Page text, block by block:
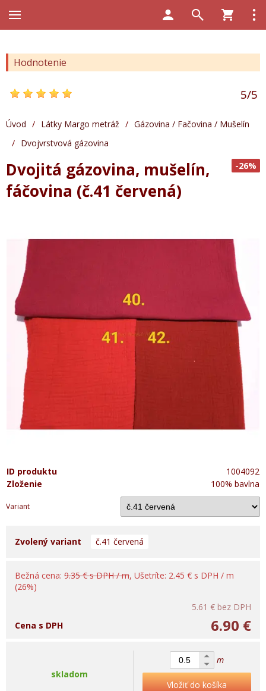
Hodnotenie
5/5
Úvod / Látky Margo metráž / Gázovina / Fačovina / Mušelín
/ Dvojvrstvová gázovina
-26%
Dvojitá gázovina, mušelín,
fáčovina (č.41 červená)
ID produktu
1004092
Zloženie
100% bavlna
Variant
Zvolený variant č.41 červená
Bežná cena: 9.35 € s DPH / m, Ušetríte: 2.45 € s DPH / m
(26%)
5.61 € bez DPH
6.90 €
Cena s DPH
skladom
m
Vložiť do košíka